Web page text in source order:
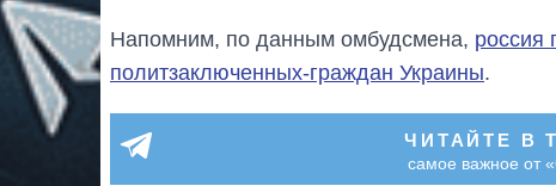
Напомним, по данным омбудсмена, россия
политзаключенных-граждан Украины.
ЧИТАЙТЕ В
самое важное от